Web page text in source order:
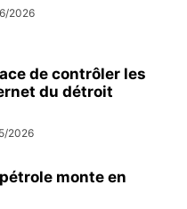
2026
de contrôler les
du détroit
2026
monte en